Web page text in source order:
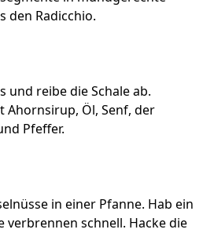
den Radicchio.
und reibe die Schale ab.
Ahornsirup, Öl, Senf, der
Pfeffer.
in einer Pfanne. Hab ein
verbrennen schnell. Hacke die